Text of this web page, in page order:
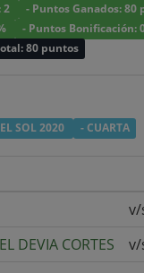
2
- Puntos Ganados: 80
- Puntos Bonificación:
80 puntos
SOL 2020 - CUARTA
v/
DEVIA CORTES v/